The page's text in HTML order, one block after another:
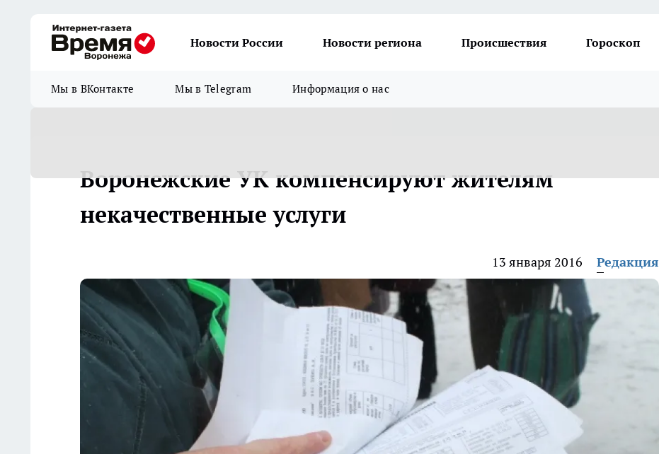
Новости России Новости региона Происшествия Гороскоп
Мы в ВКонтакте Мы в Telegram Информация о нас
Воронежские УК компенсируют жителям
некачественные услуги
13 января 2016 Редакция